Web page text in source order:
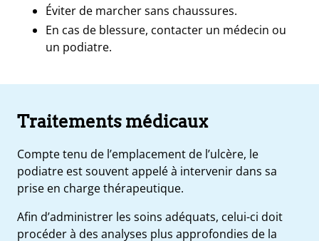
Éviter de marcher sans chaussures.
En cas de blessure, contacter un médecin ou
un podiatre.
Traitements médicaux
Compte tenu de l’emplacement de l’ulcère, le
podiatre est souvent appelé à intervenir dans sa
prise en charge thérapeutique.
Afin d’administrer les soins adéquats, celui-ci doit
procéder à des analyses plus approfondies de la